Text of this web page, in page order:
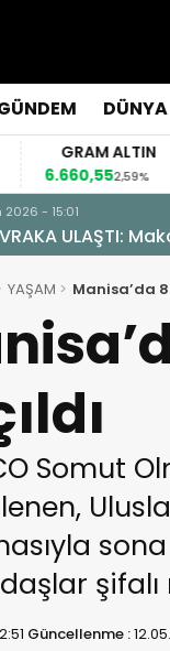
DÜNYA
GRAM ALTIN
6.660,552,59%
- 15:01
ULAŞTI:
YAŞAM Manisa’da
Somut
Güncellenme :